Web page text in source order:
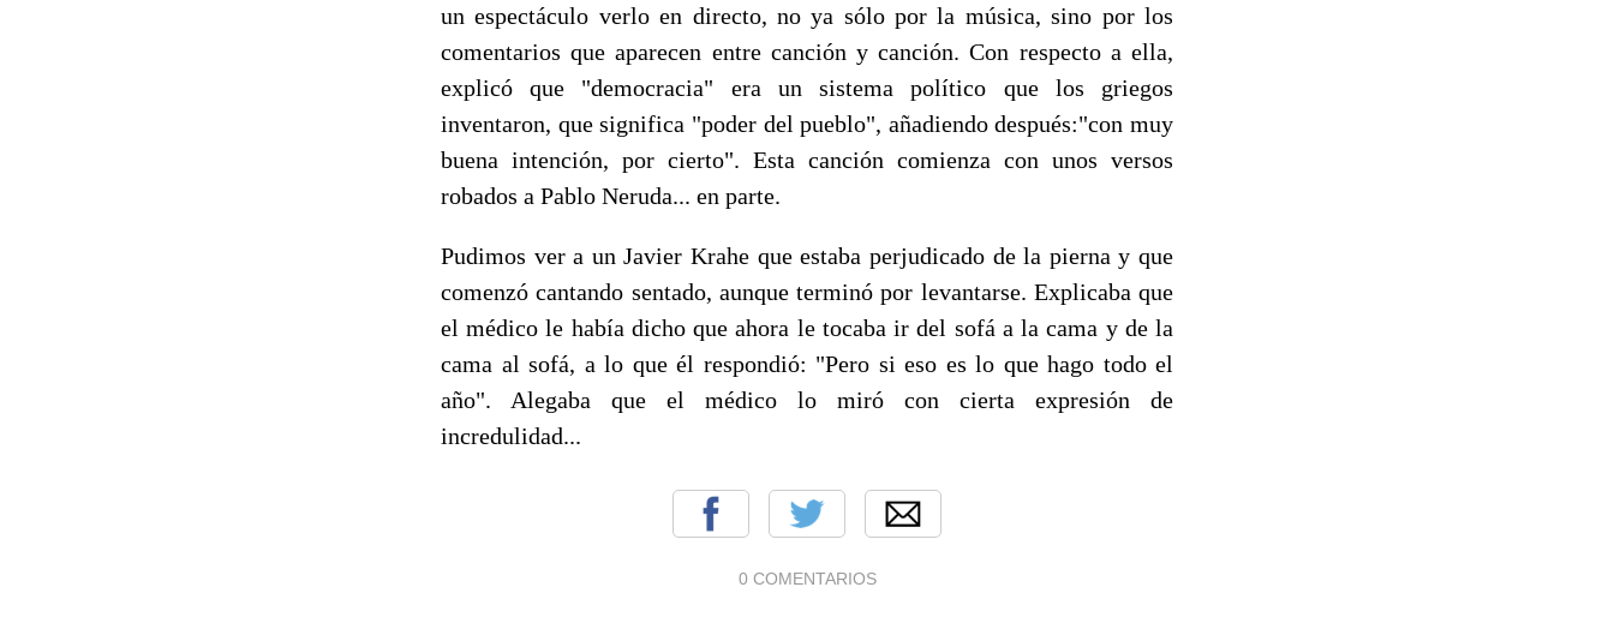
un espectáculo verlo en directo, no ya sólo por la música, sino por los
comentarios que aparecen entre canción y canción. Con respecto a ella,
explicó que "democracia" era un sistema político que los griegos
inventaron, que significa "poder del pueblo", añadiendo después:"con muy
buena intención, por cierto". Esta canción comienza con unos versos
robados a Pablo Neruda... en parte.
Pudimos ver a un Javier Krahe que estaba perjudicado de la pierna y que
comenzó cantando sentado, aunque terminó por levantarse. Explicaba que
el médico le había dicho que ahora le tocaba ir del sofá a la cama y de la
cama al sofá, a lo que él respondió: "Pero si eso es lo que hago todo el
año". Alegaba que el médico lo miró con cierta expresión de
incredulidad...
0 COMENTARIOS